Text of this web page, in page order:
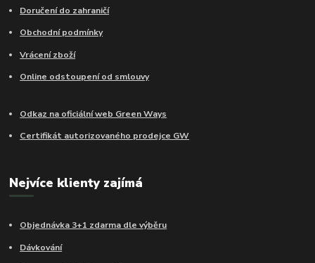
Doručení do zahraničí
Obchodní podmínky
Vrácení zboží
Online odstoupení od smlouvy
Odkaz na oficiální web Green Ways
Certifikát autorizovaného prodejce GW
Nejvíce klienty zajímá
Objednávka 3+1 zdarma dle výběru
Dávkování